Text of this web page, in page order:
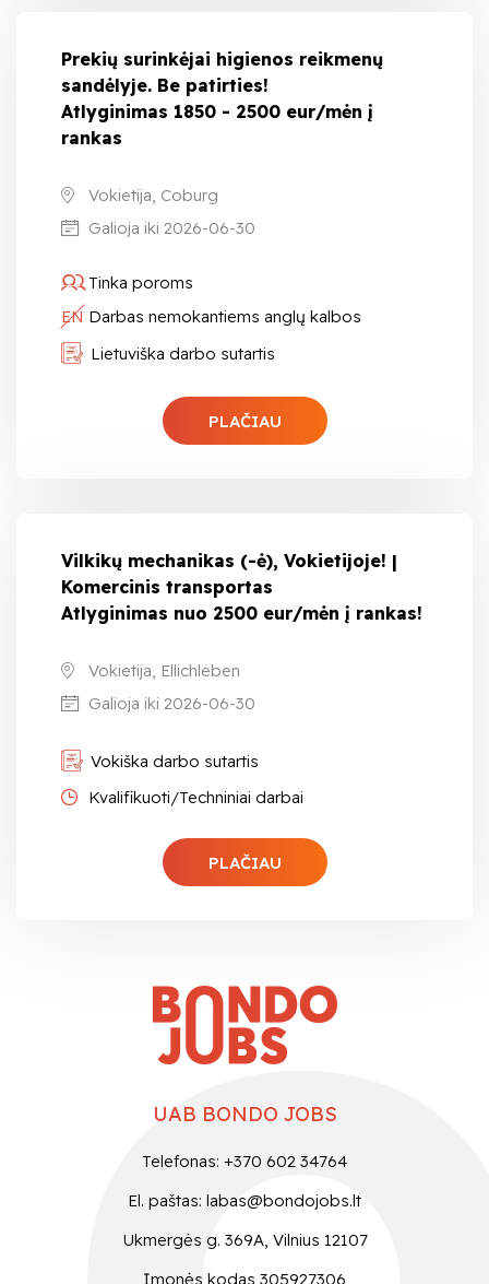
Prekių surinkėjai higienos reikmenų
sandėlyje. Be patirties!
Atlyginimas 1850 - 2500 eur/mėn į
rankas
Vokietija, Coburg
Galioja iki 2026-06-30
Tinka poroms
EN Darbas nemokantiems anglų kalbos
Lietuviška darbo sutartis
PLAČIAU
Vilkikų mechanikas (-ė), Vokietijoje! |
Komercinis transportas
Atlyginimas nuo 2500 eur/mėn į rankas!
Vokietija, Ellichleben
Galioja iki 2026-06-30
Vokiška darbo sutartis
Kvalifikuoti/Techniniai darbai
PLAČIAU
UAB BONDO JOBS
Telefonas: +370 602 34764
El. paštas: labas@bondojobs.lt
Ukmergės g. 369A, Vilnius 12107
Įmonės kodas 305927306